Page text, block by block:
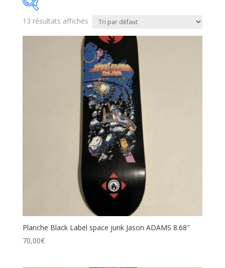
Price:
Catégories de produits
Catégories de produits
Étiquettes produit
13 résultats affichés
Planche Black Label space junk Jason ADAMS 8.68″
70,00€